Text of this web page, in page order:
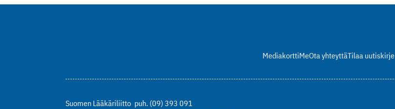
MediakorttiMeOta yhteyttäTilaa uutiskirje
Suomen Lääkäriliitto puh. (09) 393 091